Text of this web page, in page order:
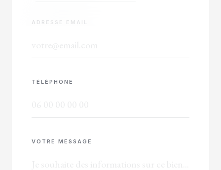
ADRESSE EMAIL
TÉLÉPHONE
VOTRE MESSAGE